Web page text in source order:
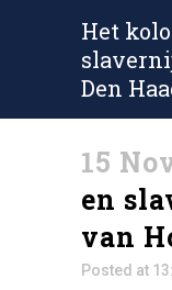
Het
Den
15
en
van
Posted at